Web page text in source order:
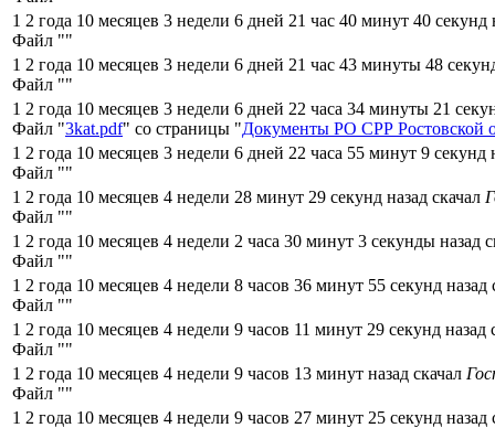
1 2 года 10 месяцев 3 недели 6 дней 21 час 40 минут 40 секунд
Файл ""
1 2 года 10 месяцев 3 недели 6 дней 21 час 43 минуты 48
Файл ""
1 2 года 10 месяцев 3 недели 6 дней 22 часа 34 минуты 21
Файл "3kat.pdf" со страницы "Документы РО СРР Ростовской
1 2 года 10 месяцев 3 недели 6 дней 22 часа 55 минут 9 секунд
Файл ""
1 2 года 10 месяцев 4 недели 28 минут 29 секунд назад скачал
Файл ""
1 2 года 10 месяцев 4 недели 2 часа 30 минут 3 секунды назад
Файл ""
1 2 года 10 месяцев 4 недели 8 часов 36 минут 55 секунд назад
Файл ""
1 2 года 10 месяцев 4 недели 9 часов 11 минут 29 секунд назад
Файл ""
1 2 года 10 месяцев 4 недели 9 часов 13 минут назад скачал
Файл ""
1 2 года 10 месяцев 4 недели 9 часов 27 минут 25 секунд назад